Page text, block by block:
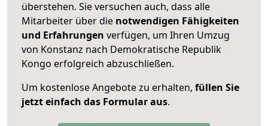
überstehen. Sie versuchen auch, dass alle
Mitarbeiter über die notwendigen Fähigkeiten
und Erfahrungen verfügen, um Ihren Umzug
von Konstanz nach Demokratische Republik
Kongo erfolgreich abzuschließen.
Um kostenlose Angebote zu erhalten, füllen Sie
jetzt einfach das Formular aus.